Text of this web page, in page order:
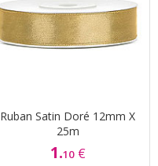
Ruban Satin Doré 12mm X
25m
1.10 €